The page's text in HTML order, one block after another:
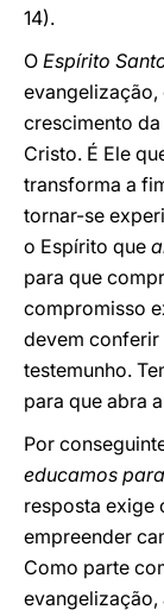
14).
O Espírito
crescimento
Cristo. É Ele
transforma a
tornar-se
o Espírito que
para que
compromisso
devem conferir
testemunho.
para que abra
Por
educamos
resposta exige
empreender
Como parte
evangelização,